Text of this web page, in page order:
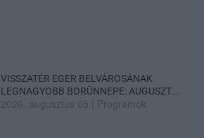
VISSZATÉR EGER BELVÁROSÁNAK
LEGNAGYOBB BORÜNNEPE: AUGUSZT...
2026. augusztus 05 Programok